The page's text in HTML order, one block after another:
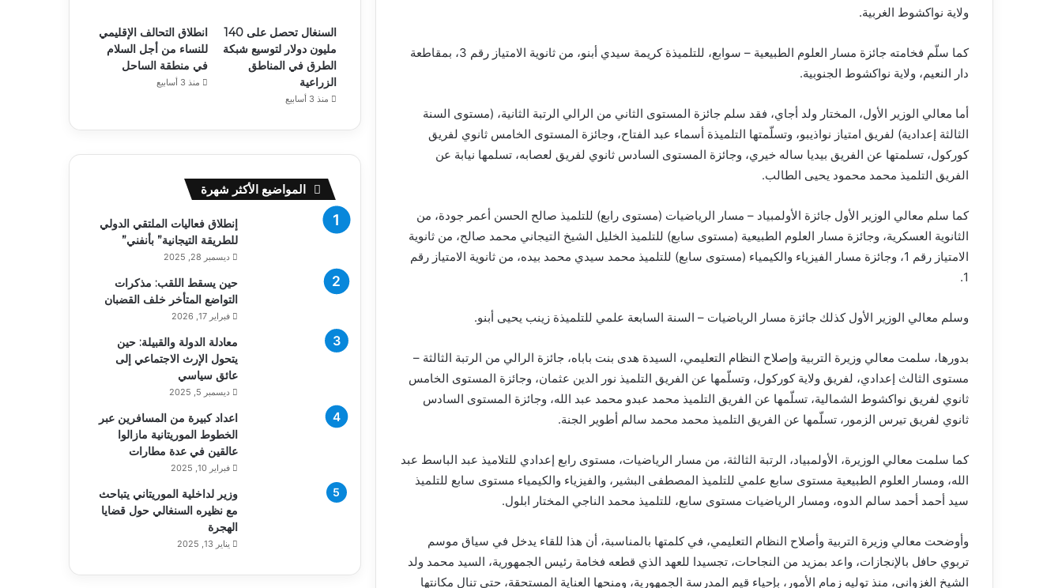
ولاية نواكشوط الغربية.
كما سلّم فخامته جائزة مسار العلوم الطبيعية – سوابع، للتلميذة كريمة سيدي أبنو، من ثانوية الامتياز رقم 3، بمقاطعة
دار النعيم، ولاية نواكشوط الجنوبية.
أما معالي الوزير الأول، المختار ولد أجاي، فقد سلم جائزة المستوى الثاني من الرالي الرتبة الثانية، (مستوى السنة
الثالثة إعدادية) لفريق امتياز نواذيبو، وتسلّمتها التلميذة أسماء عبد الفتاح، وجائزة المستوى الخامس ثانوي لفريق
كوركول، تسلمتها عن الفريق بيديا ساله خيري، وجائزة المستوى السادس ثانوي لفريق لعصابه، تسلمها نيابة عن
الفريق التلميذ محمد محمود يحيى الطالب.
كما سلم معالي الوزير الأول جائزة الأولمبياد – مسار الرياضيات (مستوى رابع) للتلميذ صالح الحسن أعمر جودة، من
الثانوية العسكرية، وجائزة مسار العلوم الطبيعية (مستوى سابع) للتلميذ الخليل الشيخ التيجاني محمد صالح، من ثانوية
الامتياز رقم 1، وجائزة مسار الفيزياء والكيمياء (مستوى سابع) للتلميذ محمد سيدي محمد بيده، من ثانوية الامتياز رقم
1.
وسلم معالي الوزير الأول كذلك جائزة مسار الرياضيات – السنة السابعة علمي للتلميذة زينب يحيى أبنو.
بدورها، سلمت معالي وزيرة التربية وإصلاح النظام التعليمي، السيدة هدى بنت باباه، جائزة الرالي من الرتبة الثالثة –
مستوى الثالث إعدادي، لفريق ولاية كوركول، وتسلّمها عن الفريق التلميذ نور الدين عثمان، وجائزة المستوى الخامس
ثانوي لفريق نواكشوط الشمالية، تسلّمها عن الفريق التلميذ محمد عبدو محمد عبد الله، وجائزة المستوى السادس
ثانوي لفريق تيرس الزمور، تسلّمها عن الفريق التلميذ محمد محمد سالم أطوير الجنة.
كما سلمت معالي الوزيرة، الأولمبياد، الرتبة الثالثة، من مسار الرياضيات، مستوى رابع إعدادي للتلاميذ عبد الباسط عبد
الله، ومسار العلوم الطبيعية مستوى سابع علمي للتلميذ المصطفى البشير، والفيزياء والكيمياء مستوى سابع للتلميذ
سيد أحمد أحمد سالم الدوه، ومسار الرياضيات مستوى سابع، للتلميذ محمد الناجي المختار ابلول.
وأوضحت معالي وزيرة التربية وأصلاح النظام التعليمي، في كلمتها بالمناسبة، أن هذا للقاء يدخل في سياق موسم
تربوي حافل بالإنجازات، واعد بمزيد من النجاحات، تجسيدا للعهد الذي قطعه فخامة رئيس الجمهورية، السيد محمد ولد
الشيخ الغزواني، منذ توليه زمام الأمور، بإحياء قيم المدرسة الجمهورية، ومنحها العناية المستحقة، حتى تنال مكانتها
السنغال تحصل على 140
مليون دولار لتوسيع شبكة
الطرق في المناطق
الزراعية
منذ 3 أسابيع
انطلاق التحالف الإقليمي
للنساء من أجل السلام
في منطقة الساحل
منذ 3 أسابيع
المواضيع الأكثر شهرة
إنطلاق فعاليات الملتقي الدولي
للطريقة التيجانية” بأنفني”
ديسمبر 28, 2025
حين يسقط اللقب: مذكرات
التواضع المتأخر خلف القضبان
فبراير 17, 2026
معادلة الدولة والقبيلة: حين
يتحول الإرث الاجتماعي إلى
عائق سياسي
ديسمبر 5, 2025
اعداد كبيرة من المسافرين عبر
الخطوط الموريتانية مازالوا
عالقين في عدة مطارات
فبراير 10, 2025
وزير لداخلية الموريتاني يتباحث
مع نظيره السنغالي حول قضايا
الهجرة
يناير 13, 2025